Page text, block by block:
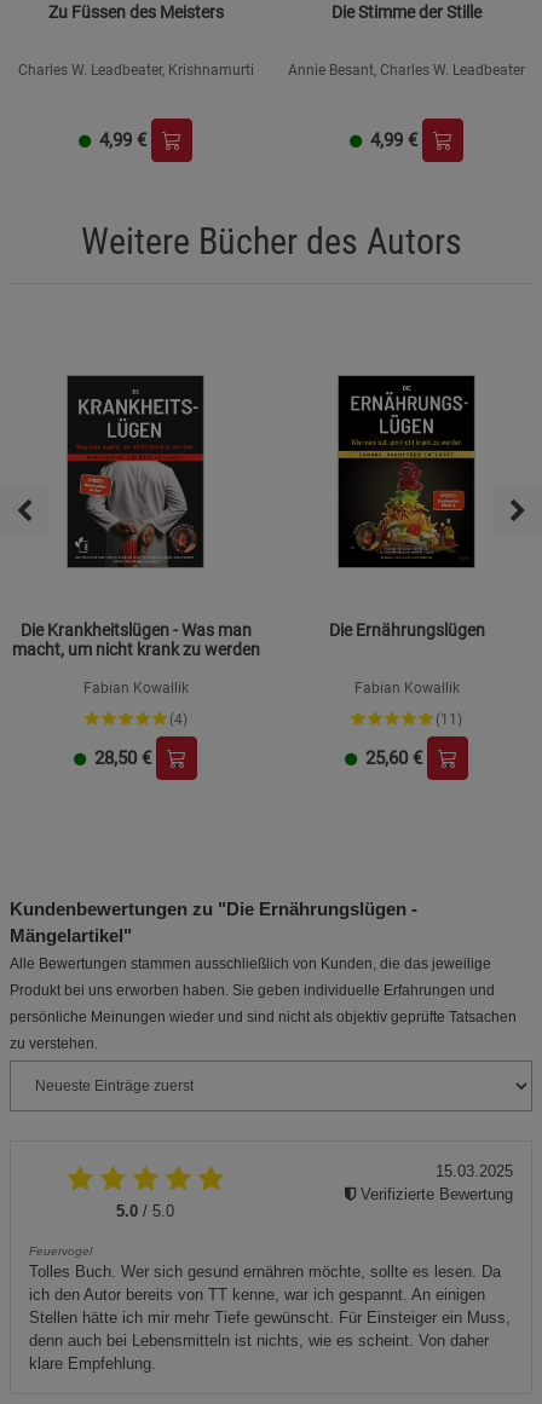
Zu Füssen des Meisters
Charles W. Leadbeater, Krishnamurti
4,99 €
Die Stimme der Stille
Annie Besant, Charles W. Leadbeater
4,99 €
Weitere Bücher des Autors
Die Krankheitslügen - Was man
macht, um nicht krank zu werden
Fabian Kowallik
(4)
28,50 €
Die Ernährungslügen
Fabian Kowallik
(11)
25,60 €
Kundenbewertungen zu "Die Ernährungslügen -
Mängelartikel"
Alle Bewertungen stammen ausschließlich von Kunden, die das jeweilige
Produkt bei uns erworben haben. Sie geben individuelle Erfahrungen und
persönliche Meinungen wieder und sind nicht als objektiv geprüfte Tatsachen
zu verstehen.
5.0 / 5.0
Feuervogel
Tolles Buch. Wer sich gesund ernähren möchte, sollte es lesen. Da
ich den Autor bereits von TT kenne, war ich gespannt. An einigen
Stellen hätte ich mir mehr Tiefe gewünscht. Für Einsteiger ein Muss,
denn auch bei Lebensmitteln ist nichts, wie es scheint. Von daher
klare Empfehlung.
15.03.2025
Verifizierte Bewertung